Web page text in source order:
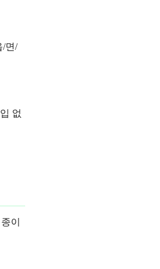
/면/
없
이